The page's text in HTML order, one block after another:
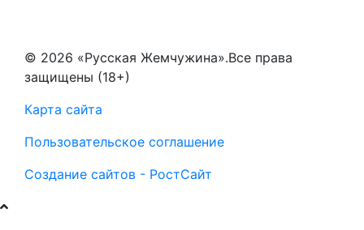
© 2026 «Русская Жемчужина».Все права
защищены (18+)
Карта сайта
Пользовательское соглашение
Создание сайтов - РостСайт